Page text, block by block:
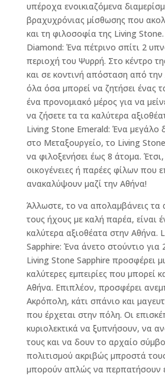
υπέροχα ενοικιαζόμενα
βραχυχρόνιας μίσθωσης που
και τη φιλοσοφία της Living
Diamond: Ένα πέτρινο σπίτι 2
περιοχή του Ψυρρή. Στο κέντρο
και σε κοντινή απόσταση από
όλα όσα μπορεί να ζητήσει ένας
ένα προνομιακό μέρος για να
να ζήσετε τα τα καλύτερα
Living Stone Emerald: Ένα μεγάλο
στο Μεταξουργείο, το Living
να φιλοξενήσει έως 8 άτομα. Έτσι,
οικογένειες ή παρέες φίλων που
ανακαλύψουν μαζί την Αθήνα!
Άλλωστε, το να απολαμβάνεις τα
τους ήχους με καλή παρέα, είναι
καλύτερα αξιοθέατα στην Αθήνα.
Sapphire: Ένα άνετο στούντιο για
Living Stone Sapphire προσφέρει
καλύτερες εμπειρίες που μπορεί
Αθήνα. Επιπλέον, προσφέρει
Ακρόπολη, κάτι σπάνιο και
που έρχεται στην πόλη. Οι
κυριολεκτικά να ξυπνήσουν, να
τους και να δουν το αρχαίο
πολιτισμού ακριβώς μπροστά
μπορούν απλώς να περπατήσουν